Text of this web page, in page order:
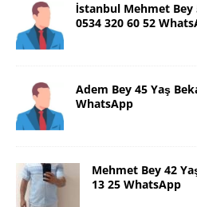
İstanbul Mehmet
0534 320 60 52
Adem Bey 45 Yaş
WhatsApp
Mehmet Bey 42
13 25 WhatsApp